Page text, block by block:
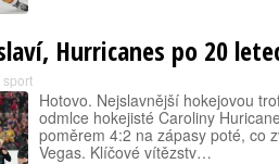
Hurricanes po 20
sport
Hotovo. Nejslavnější hokejovou
odmlce hokejisté Caroliny
poměrem 4:2 na zápasy poté, co
Vegas. Klíčové vítězstv…